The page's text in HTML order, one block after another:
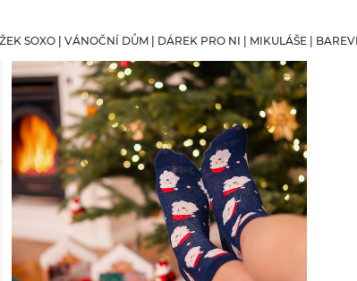
vše
ponožky
ponožky
ponožky
vše
ponožky
ponožky
ponožky
vše
ponožky
vše
pro ženu
pro muže
pro maminku
pro tátu
pro babičku
vše
a turbany
koupelny
na vodu
polštáře
zvířata
SOXO | VÁNOČNÍ DŮM | DÁREK PRO NI | MIKULÁŠE |